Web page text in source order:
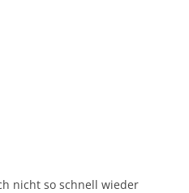
nicht so schnell wieder